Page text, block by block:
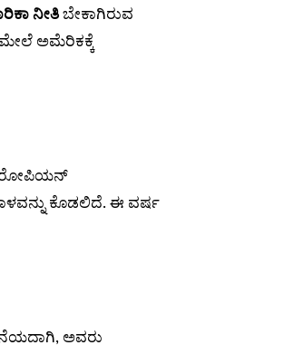
ನೀತಿಬೇಕಾಗಿರುವ
ಅಮೆರಿಕಕ್ಕೆ
ಕೊಡಲಿದೆ. ಈ ವರ್ಷ
ಅವರು